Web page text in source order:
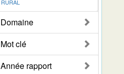
RURAL
Domaine
Mot clé
Année rapport